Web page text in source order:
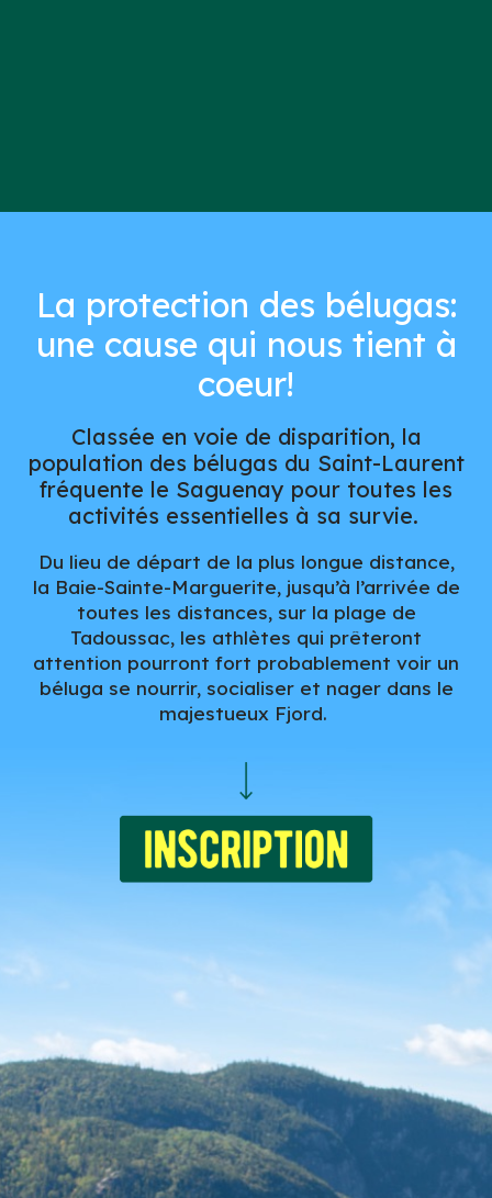
La protection des bélugas:
une cause qui nous tient à
coeur!
Classée en voie de disparition, la
population des bélugas du Saint-Laurent
fréquente le Saguenay pour toutes les
activités essentielles à sa survie.
Du lieu de départ de la plus longue distance,
la Baie-Sainte-Marguerite, jusqu’à l’arrivée de
toutes les distances, sur la plage de
Tadoussac, les athlètes qui prêteront
attention pourront fort probablement voir un
béluga se nourrir, socialiser et nager dans le
majestueux Fjord.